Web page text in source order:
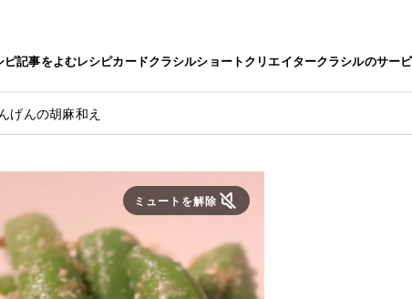
ピ記事をよむレシピカードクラシルショートクリエイタークラシルのサー
げんの胡麻和え
ミュートを解除